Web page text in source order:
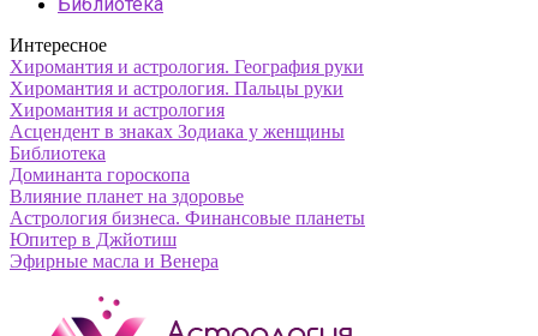
Интересное
Хиромантия и астрология. География руки
Хиромантия и астрология. Пальцы руки
Хиромантия и астрология
Асцендент в знаках Зодиака у женщины
Библиотека
Доминанта гороскопа
Влияние планет на здоровье
Астрология бизнеса. Финансовые планеты
Юпитер в Джйотиш
Эфирные масла и Венера